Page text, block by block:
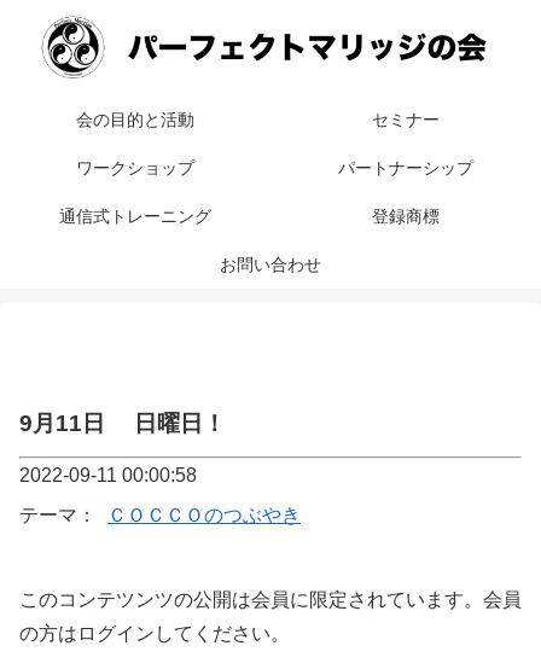
会の目的と活動 セミナー
ワークショップ パートナーシップ
通信式トレーニング 登録商標
お問い合わせ
9月11日 日曜日！
2022-09-11 00:00:58
テーマ：
ＣＯＣＣＯのつぶやき
このコンテツンツの公開は会員に限定されています。会員
の方はログインしてください。